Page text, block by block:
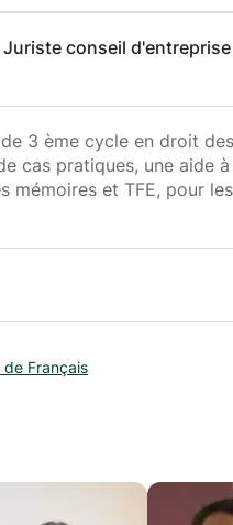
conseil
3 ème cycle en droit
cas pratiques, une aide
mémoires et TFE, pour
de Français